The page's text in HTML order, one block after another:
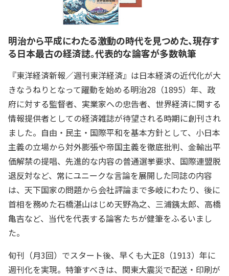
明治から平成にわたる激動の時代を見つめた、現存す
る日本最古の経済誌。代表的な論客が多数執筆
『東洋経済新報／週刊東洋経済』は日本経済の近代化が大
きなうねりとなって躍動を始める明治28（1895）年、政
府に対する監督者、実業家への忠告者、世界経済に関する
情報提供者としての経済雑誌が待望される時期に創刊され
ました。自由・民主・国際平和を基本方針として、小日本
主義の立場から対外膨張や帝国主義を徹底批判、金輸出平
価解禁の提唱、先進的な内容の普通選挙要求、国際連盟脱
退反対など、常にユニークな言論を展開した同誌の内容
は、天下国家の問題から会社評論まで多岐にわたり、後に
首相を務めた石橋湛山はじめ天野為之、三浦銕太郎、高橋
亀吉など、当代を代表する論客たちが健筆をふるいまし
た。
旬刊（月3回）でスタート後、早くも大正8（1913）年に
週刊化を実現。特筆すべきは、関東大震災で配送・印刷が